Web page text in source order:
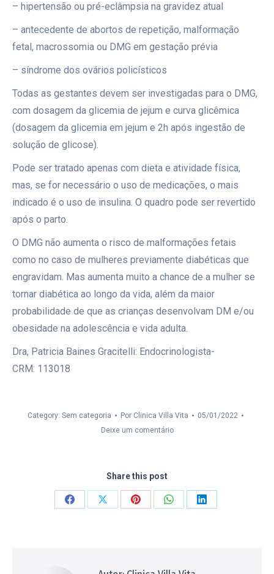
– hipertensão ou pré-eclâmpsia na gravidez atual
– antecedente de abortos de repetição, malformação
fetal, macrossomia ou DMG em gestação prévia
– síndrome dos ovários policísticos
Todas as gestantes devem ser investigadas para o DMG,
com dosagem da glicemia de jejum e curva glicêmica
(dosagem da glicemia em jejum e 2h após ingestão de
solução de glicose).
Pode ser tratado apenas com dieta e atividade física,
mas, se for necessário o uso de medicações, o mais
indicado é o uso de insulina. O quadro pode ser revertido
após o parto.
O DMG não aumenta o risco de malformações fetais
como no caso de mulheres previamente diabéticas que
engravidam. Mas aumenta muito a chance de a mulher se
tornar diabética ao longo da vida, além da maior
probabilidade de que as crianças desenvolvam DM e/ou
obesidade na adolescência e vida adulta.
Dra, Patricia Baines Gracitelli: Endocrinologista-
CRM: 113018
Category: Sem categoria Por Clinica Villa Vita
05/01/2022
Deixe um comentário
Share this post
CompartilharCompartilharCompartilharCompartilharCompartilhar